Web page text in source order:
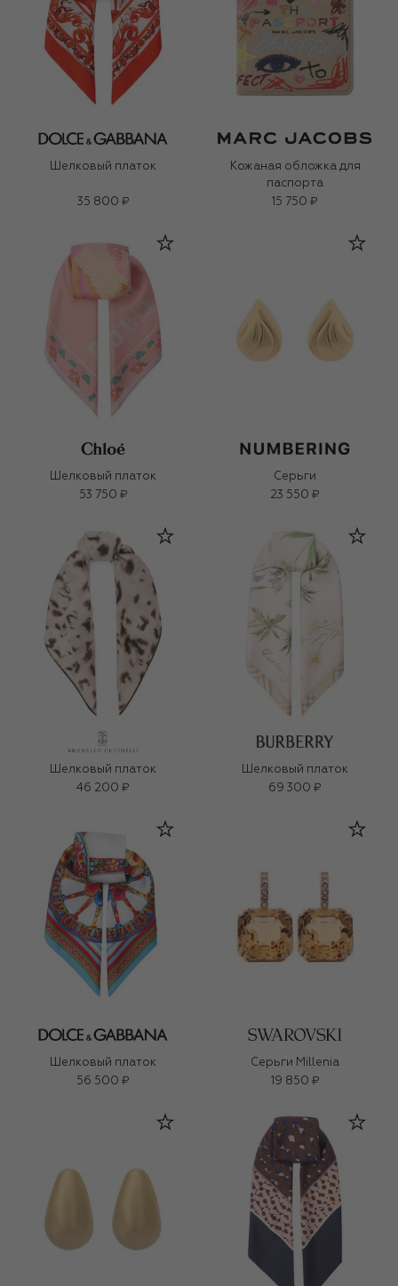
Шелковый платок
35 800 ₽
Кожаная обложка для
паспорта
15 750 ₽
Шелковый платок
53 750 ₽
Серьги
23 550 ₽
Шелковый платок
46 200 ₽
Шелковый платок
69 300 ₽
Шелковый платок
56 500 ₽
Серьги Millenia
19 850 ₽